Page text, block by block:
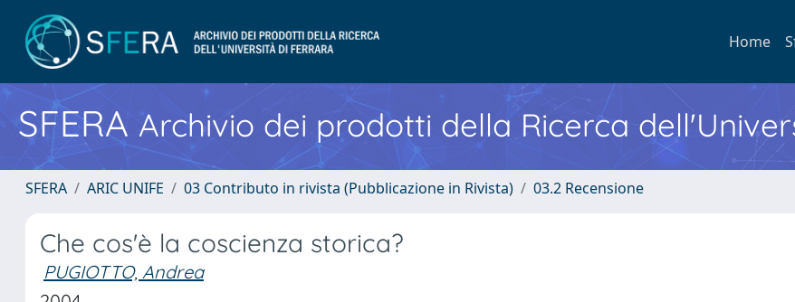
Home
SFERA Archivio dei prodotti della Ricerca
SFERA ARIC UNIFE 03 Contributo in rivista (Pubblicazione in Rivista) 03.2 Recensione
Che cos'è la coscienza storica?
PUGIOTTO, Andrea